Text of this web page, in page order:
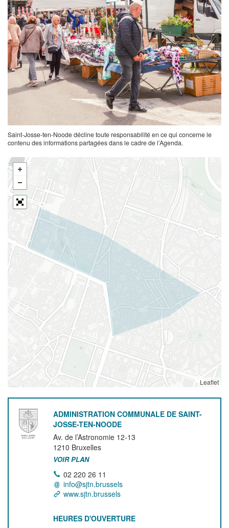
Saint-Josse-ten-Noode décline toute responsabilité en ce qui concerne le
contenu des informations partagées dans le cadre de l’Agenda.
Leaflet
ADMINISTRATION COMMUNALE DE SAINT-
JOSSE-TEN-NOODE
Av. de l’Astronomie 12-13
1210 Bruxelles
VOIR PLAN
02 220 26 11
info@sjtn.brussels
www.sjtn.brussels
HEURES D'OUVERTURE